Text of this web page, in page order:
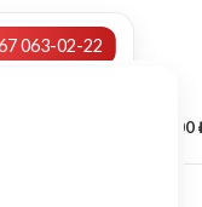
063-02-22
0,00